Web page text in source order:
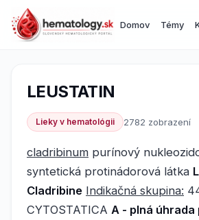
Domov Témy
LEUSTATIN
Lieky v hematológii 2782 zobrazení
cladribinum purínový
syntetická protinádorová látka
Cladribine Indikačná skupina:
CYTOSTATICA A - plná